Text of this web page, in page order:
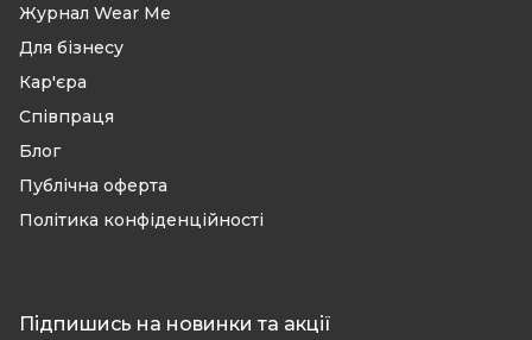
Журнал Wear Me
Для бізнесу
Кар'єра
Співпраця
Блог
Публічна оферта
Політика конфіденційності
Підпишись на новинки та акції